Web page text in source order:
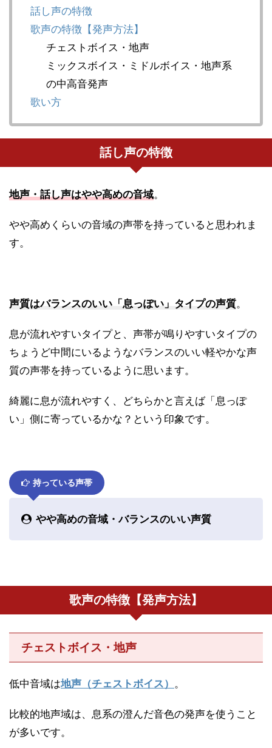
話し声の特徴
歌声の特徴【発声方法】
チェストボイス・地声
ミックスボイス・ミドルボイス・地声系
の中高音発声
歌い方
話し声の特徴
地声・話し声はやや高めの音域。
やや高めくらいの音域の声帯を持っていると思われま
す。
声質はバランスのいい「息っぽい」タイプの声質。
息が流れやすいタイプと、声帯が鳴りやすいタイプの
ちょうど中間にいるようなバランスのいい軽やかな声
質の声帯を持っているように思います。
綺麗に息が流れやすく、どちらかと言えば「息っぽ
い」側に寄っているかな？という印象です。
持っている声帯
やや高めの音域・バランスのいい声質
歌声の特徴【発声方法】
チェストボイス・地声
低中音域は地声（チェストボイス） 。
比較的地声域は、息系の澄んだ音色の発声を使うこと
が多いです。